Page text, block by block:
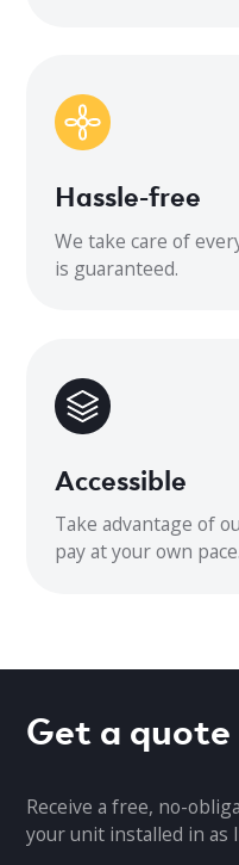
Bruit intérieur
40,5/35,5/33
Dimensions
31,57 x 7,87 x 11,61
28,35 x 10,63 x 19,49
Hassle-free
We take care of
is guaranteed.
Accessible
Take advantage of
pay at your own pace.
Get a quote
Receive a free, no-
your unit installed in as